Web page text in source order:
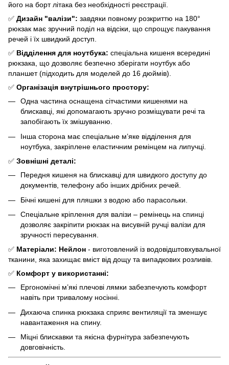
його на борт літака без необхідності реєстрації.
✅ Дизайн "валізи": завдяки повному розкриттю на 180°
рюкзак має зручний поділ на відсіки, що спрощує пакування
речей і їх швидкий доступ.
✅ Відділення для ноутбука: спеціальна кишеня всередині
рюкзака, що дозволяє безпечно зберігати ноутбук або
планшет (підходить для моделей до 16 дюймів).
✅ Організація внутрішнього простору:
Одна частина оснащена сітчастими кишенями на
блискавці, які допомагають зручно розміщувати речі та
запобігають їх змішуванню.
Інша сторона має спеціальне м’яке відділення для
ноутбука, закріплене еластичним ремінцем на липучці.
✅ Зовнішні деталі:
Передня кишеня на блискавці для швидкого доступу до
документів, телефону або інших дрібних речей.
Бічні кишені для пляшки з водою або парасольки.
Спеціальне кріплення для валізи – ремінець на спинці
дозволяє закріпити рюкзак на висувній ручці валізи для
зручності пересування.
✅ Матеріали: Нейлон - виготовлений із водовідштовхувальної
тканини, яка захищає вміст від дощу та випадкових розливів.
✅ Комфорт у використанні:
Ергономічні м’які плечові лямки забезпечують комфорт
навіть при тривалому носінні.
Дихаюча спинка рюкзака сприяє вентиляції та зменшує
навантаження на спину.
Міцні блискавки та якісна фурнітура забезпечують
довговічність.